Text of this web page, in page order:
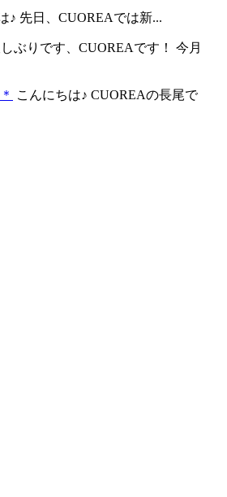
♪ 先日、CUOREAでは新...
ぶりです、CUOREAです！ 今月
こんにちは♪ CUOREAの長尾で